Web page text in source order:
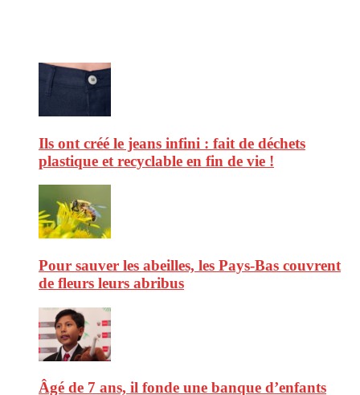
Ils ont créé le jeans infini : fait de déchets
plastique et recyclable en fin de vie !
Pour sauver les abeilles, les Pays-Bas couvrent
de fleurs leurs abribus
Âgé de 7 ans, il fonde une banque d’enfants